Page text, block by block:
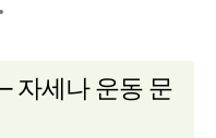
자세나 운동 문